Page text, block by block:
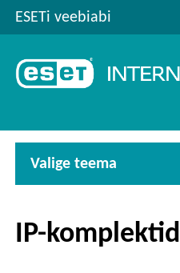
ESETi veebiabi
Valige teema
IP-komplektid